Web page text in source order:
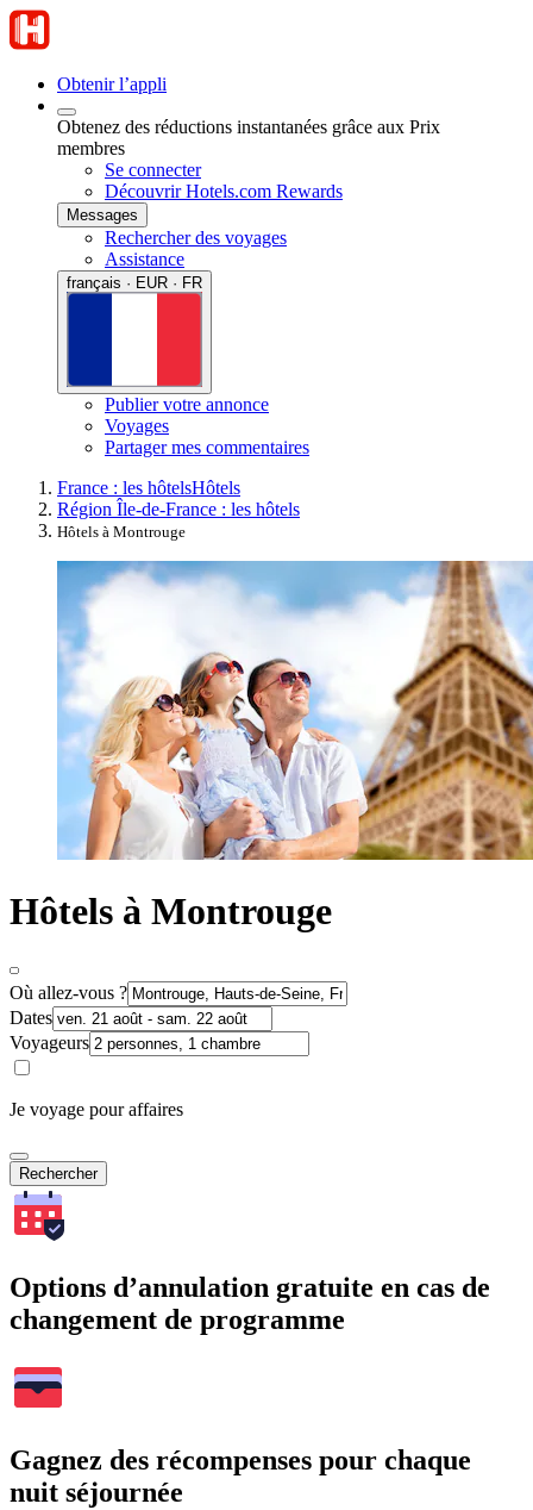
Obtenir l’appli
Obtenez des réductions instantanées grâce aux Prix
membres
Se connecter
Découvrir Hotels.com Rewards
Messages
Rechercher des voyages
Assistance
français · EUR · FR
Publier votre annonce
Voyages
Partager mes commentaires
France : les hôtelsHôtels
Région Île-de-France : les hôtels
Hôtels à Montrouge
Hôtels à Montrouge
Où allez-vous ?
Dates
Voyageurs
Je voyage pour affaires
Rechercher
Options d’annulation gratuite en cas de
changement de programme
Gagnez des récompenses pour chaque
nuit séjournée